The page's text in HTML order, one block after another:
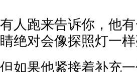
有人跑来告诉你，他
睛绝对会像探照灯一样
但如果他紧接着补充